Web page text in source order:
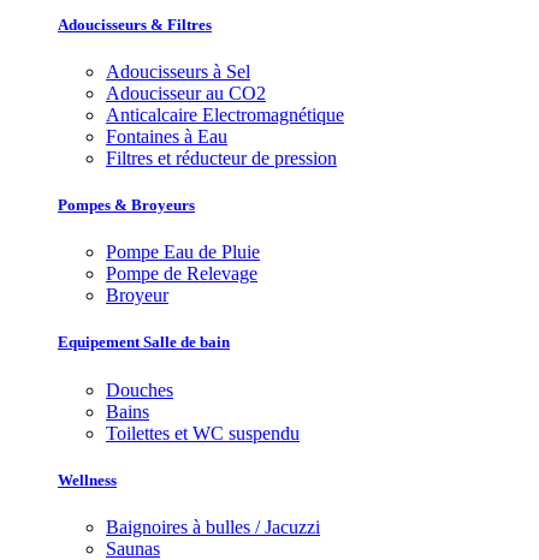
Adoucisseurs & Filtres
Adoucisseurs à Sel
Adoucisseur au CO2
Anticalcaire Electromagnétique
Fontaines à Eau
Filtres et réducteur de pression
Pompes & Broyeurs
Pompe Eau de Pluie
Pompe de Relevage
Broyeur
Equipement Salle de bain
Douches
Bains
Toilettes et WC suspendu
Wellness
Baignoires à bulles / Jacuzzi
Saunas